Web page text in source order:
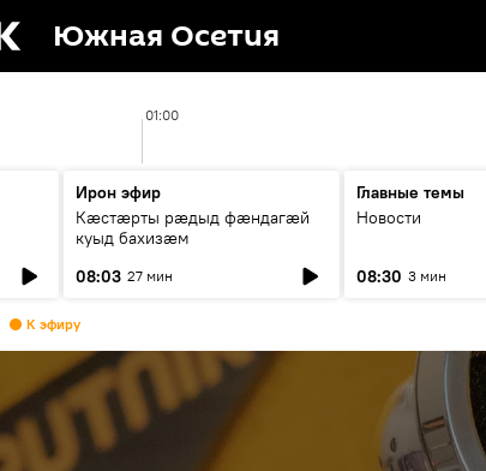
Южная Осетия
01:00
Ирон эфир
Кæстæрты рæдыд фæндагæй
куыд бахизæм
08:03 27 мин
Главные темы
Новости
08:30 3 мин
К эфиру